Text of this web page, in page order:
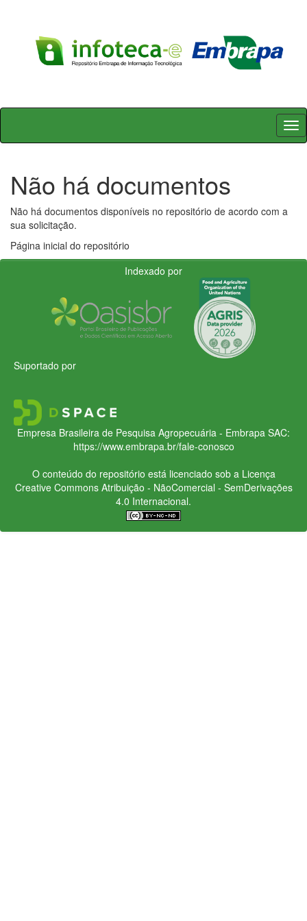
Skip
Não há documentos
Não há documentos disponíveis no repositório de acordo com a
sua solicitação.
Página inicial do repositório
Indexado por
Suportado por
Empresa Brasileira de Pesquisa Agropecuária - Embrapa SAC:
https://www.embrapa.br/fale-conosco
O conteúdo do repositório está licenciado sob a Licença
Creative CommonsAtribuição - NãoComercial - SemDerivações
4.0 Internacional.